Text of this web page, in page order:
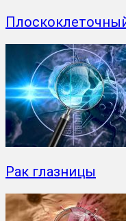
Рак глазницы